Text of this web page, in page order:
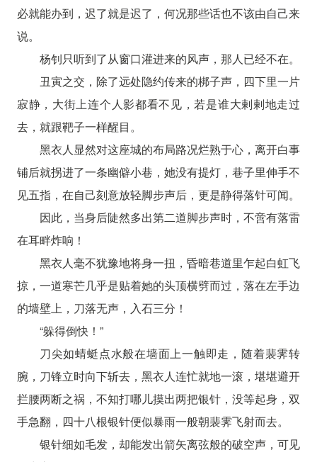
必就能办到，迟了就是迟了，何况那些话也不该由自己来
说。
杨钊只听到了从窗口灌进来的风声，那人已经不在。
丑寅之交，除了远处隐约传来的梆子声，四下里一片
寂静，大街上连个人影都看不见，若是谁大剌剌地走过
去，就跟靶子一样醒目。
黑衣人显然对这座城的布局路况烂熟于心，离开白事
铺后就拐进了一条幽僻小巷，她没有提灯，巷子里伸手不
见五指，在自己刻意放轻脚步声后，更是静得落针可闻。
因此，当身后陡然多出第二道脚步声时，不啻有落雷
在耳畔炸响！
黑衣人毫不犹豫地将身一扭，昏暗巷道里乍起白虹飞
掠，一道寒芒几乎是贴着她的头顶横劈而过，落在左手边
的墙壁上，刀落无声，入石三分！
“躲得倒快！”
刀尖如蜻蜓点水般在墙面上一触即走，随着裴霁转
腕，刀锋立时向下斩去，黑衣人连忙就地一滚，堪堪避开
拦腰两断之祸，不知打哪儿摸出两把银针，没等起身，双
手急翻，四十八根银针便似暴雨一般朝裴霁飞射而去。
银针细如毛发，却能发出箭矢离弦般的破空声，可见